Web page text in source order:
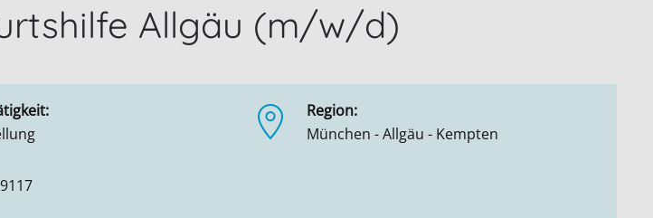
Allgäu (m/w/d)
Region:
München - Allgäu - Kempten